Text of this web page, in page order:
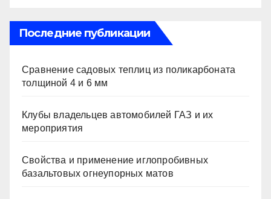
Последние публикации
Сравнение садовых теплиц из поликарбоната
толщиной 4 и 6 мм
Клубы владельцев автомобилей ГАЗ и их
мероприятия
Свойства и применение иглопробивных
базальтовых огнеупорных матов